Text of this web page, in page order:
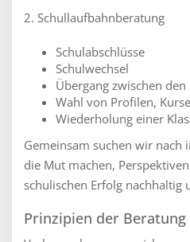
2. Schullaufbahnberatung
Schulabschlüsse
Schulwechsel
Übergang zwischen den
Wahl von Profilen,
Wiederholung einer
Gemeinsam suchen wir nach
die Mut machen,
schulischen Erfolg nachhaltig
Prinzipien der Beratung